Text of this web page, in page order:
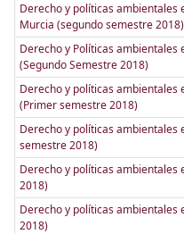
Derecho y políticas ambientales
Murcia (segundo semestre 2018)
Derecho y Políticas ambientales
(Segundo Semestre 2018)
Derecho y políticas ambientales
(Primer semestre 2018)
Derecho y políticas ambientales
semestre 2018)
Derecho y políticas ambientales
2018)
Derecho y políticas ambientales
2018)